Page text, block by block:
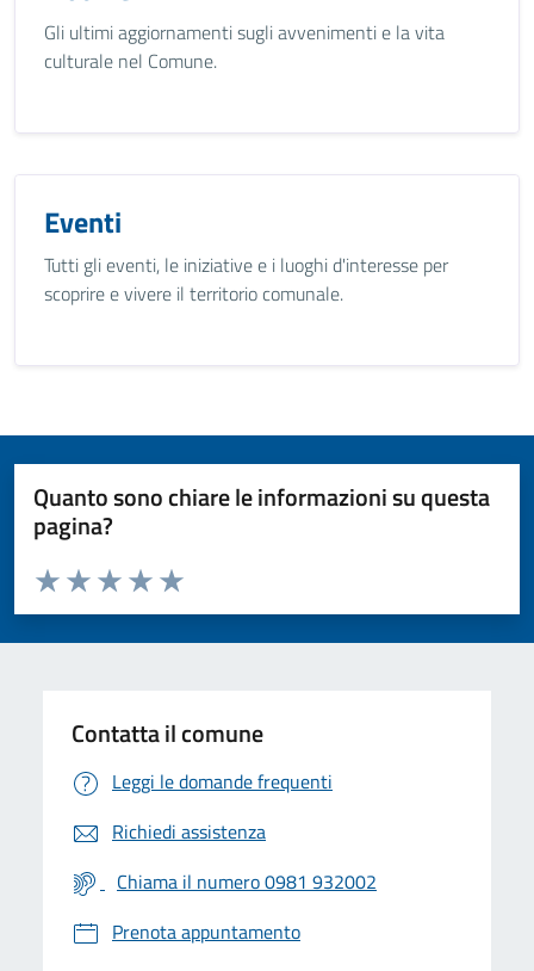
Gli ultimi aggiornamenti sugli avvenimenti e la vita
culturale nel Comune.
Eventi
Tutti gli eventi, le iniziative e i luoghi d'interesse per
scoprire e vivere il territorio comunale.
Quanto sono chiare le informazioni su questa
pagina?
Valuta da 1 a 5 stelle la pagina
Valuta 5 stelle su 5
Valuta 4 stelle su 5
Valuta 3 stelle su 5
Valuta 2 stelle su 5
Valuta 1 stelle su 5
Contatta il comune
Leggi le domande frequenti
Richiedi assistenza
Chiama il numero 0981 932002
Prenota appuntamento